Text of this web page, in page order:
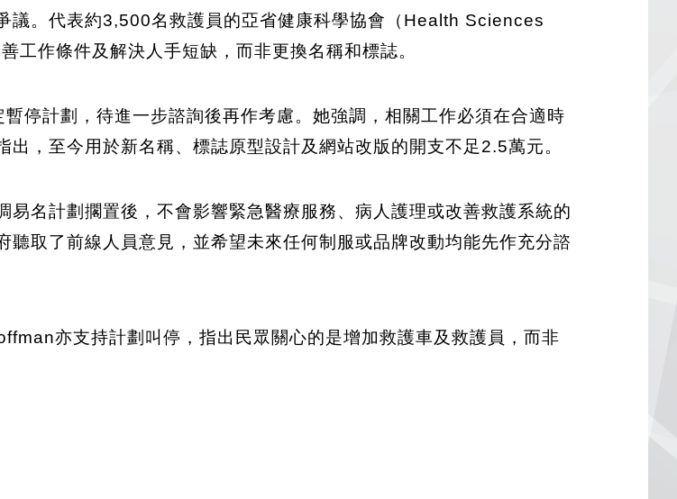
議。代表約3,500名救護員的亞省健康科學協會（Health Sciences
作條件及解決人手短缺，而非更換名稱和標誌。
停計劃，待進一步諮詢後再作考慮。她強調，相關工作必須在合適時
，至今用於新名稱、標誌原型設計及網站改版的開支不足2.5萬元。
名計劃擱置後，不會影響緊急醫療服務、病人護理或改善救護系統的
取了前線人員意見，並希望未來任何制服或品牌改動均能先作充分諮
亦支持計劃叫停，指出民眾關心的是增加救護車及救護員，而非